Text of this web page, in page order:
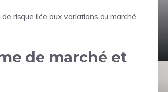
risque liée aux variations du marché
de marché et